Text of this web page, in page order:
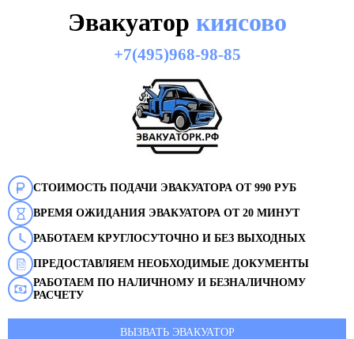
Эвакуатор киясово
+7(495)968-98-85
СТОИМОСТЬ ПОДАЧИ ЭВАКУАТОРА ОТ 990 РУБ
ВРЕМЯ ОЖИДАНИЯ ЭВАКУАТОРА ОТ 20 МИНУТ
РАБОТАЕМ КРУГЛОСУТОЧНО И БЕЗ ВЫХОДНЫХ
ПРЕДОСТАВЛЯЕМ НЕОБХОДИМЫЕ ДОКУМЕНТЫ
РАБОТАЕМ ПО НАЛИЧНОМУ И БЕЗНАЛИЧНОМУ
РАСЧЕТУ
ВЫЗВАТЬ ЭВАКУАТОР